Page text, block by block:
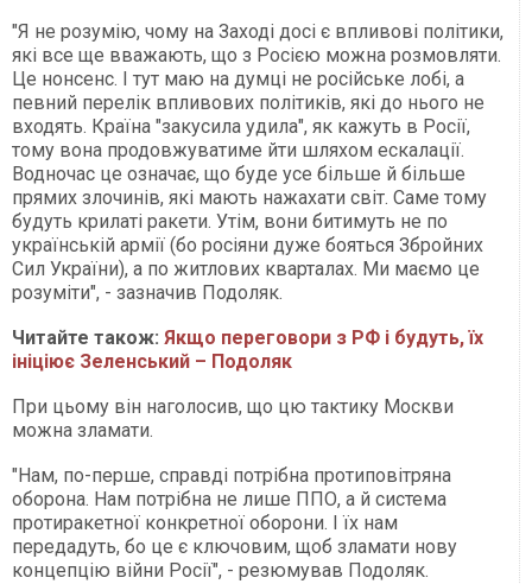
"Я не розумію, чому на Заході досі є впливові політики,
які все ще вважають, що з Росією можна розмовляти.
Це нонсенс. І тут маю на думці не російське лобі, а
певний перелік впливових політиків, які до нього не
входять. Країна "закусила удила", як кажуть в Росії,
тому вона продовжуватиме йти шляхом ескалації.
Водночас це означає, що буде усе більше й більше
прямих злочинів, які мають нажахати світ. Саме тому
будуть крилаті ракети. Утім, вони битимуть не по
українській армії (бо росіяни дуже бояться Збройних
Сил України), а по житлових кварталах. Ми маємо це
розуміти", - зазначив Подоляк.
Читайте також: Якщо переговори з РФ і будуть, їх
ініціює Зеленський – Подоляк
При цьому він наголосив, що цю тактику Москви
можна зламати.
"Нам, по-перше, справді потрібна протиповітряна
оборона. Нам потрібна не лише ППО, а й система
протиракетної конкретної оборони. І їх нам
передадуть, бо це є ключовим, щоб зламати нову
концепцію війни Росії", - резюмував Подоляк.